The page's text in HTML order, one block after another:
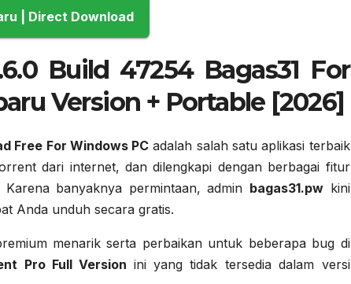
Download Terbaru | Direct Download
Build 47254 Bagas31 For
Version + Portable [2026]
Free For Windows PC adalah salah satu aplikasi terbaik
dari internet, dan dilengkapi dengan berbagai fitur
banyaknya permintaan, admin bagas31.pwkini
Anda unduh secara gratis.
menarik serta perbaikan untuk beberapa bug di
Pro Full Version ini yang tidak tersedia dalam versi